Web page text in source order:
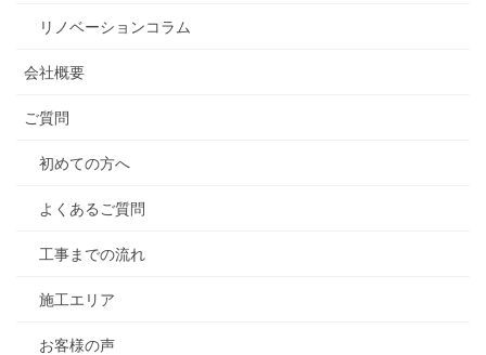
リノベーションコラム
会社概要
ご質問
初めての方へ
よくあるご質問
工事までの流れ
施工エリア
お客様の声